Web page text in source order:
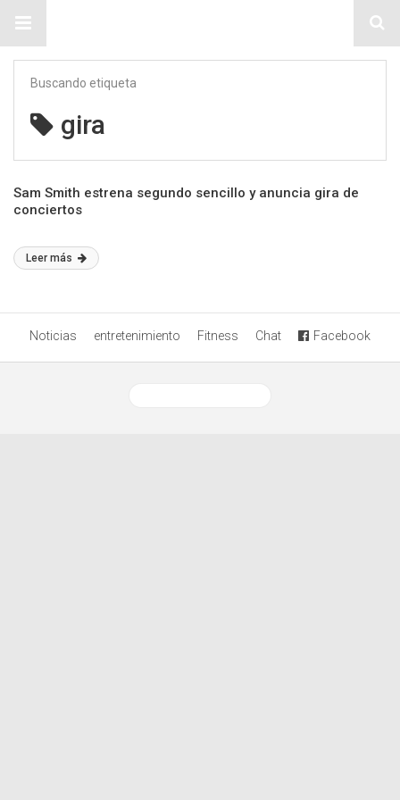
Buscando etiqueta
gira
Sam Smith estrena segundo sencillo y anuncia gira de
conciertos
Leer más
Noticias entretenimiento Fitness Chat Facebook